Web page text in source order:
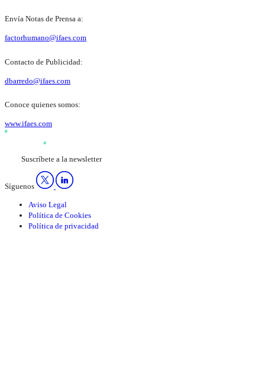
Envía Notas de Prensa a:
factorhumano@ifaes.com
Contacto de Publicidad:
dbarredo@ifaes.com
Conoce quienes somos:
www.ifaes.com
Suscríbete a la newsletter
Síguenos
Aviso Legal
Política de Cookies
Política de privacidad